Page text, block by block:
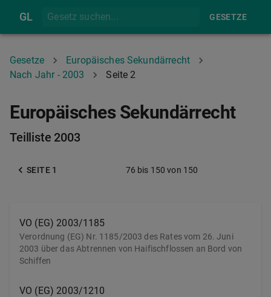
GL GESETZE
Gesetze
Europäisches Sekundärrecht
Nach Jahr - 2003
Seite 2
Europäisches Sekundärrecht
Teilliste 2003
SEITE 1 76 bis 150 von 150
VO (EG) 2003/1185
Verordnung (EG) Nr. 1185/2003 des Rates vom 26. Juni
2003 über das Abtrennen von Haifischflossen an Bord von
Schiffen
VO (EG) 2003/1210